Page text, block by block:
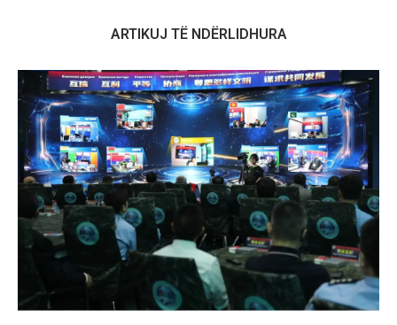
ARTIKUJ TË NDËRLIDHURA